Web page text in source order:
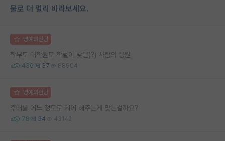
물로 더 멀리 바라보세요.
명예의전당
학부도 대학원도 학벌이 낮은(?) 사람의 응원
436 37 88904
명예의전당
후배를 어느 정도로 케어 해주는게 맞는걸까요?
78 34 43142